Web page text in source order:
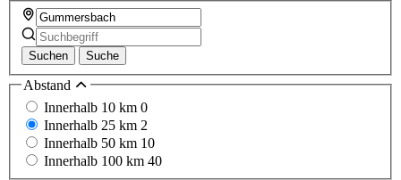
Suchen Suche
Abstand
Innerhalb 10 km 0
Innerhalb 25 km 2
Innerhalb 50 km 10
Innerhalb 100 km 40